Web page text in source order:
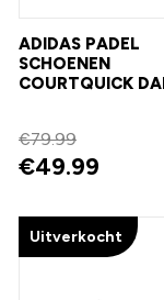
ADIDAS PADEL
SCHOENEN
COURTQUICK
€79.99
€49.99
Uitverkocht